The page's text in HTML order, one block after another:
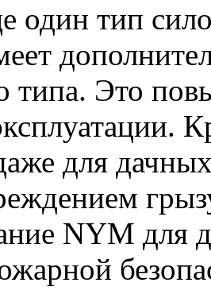
один тип
типа. Это
для
NYM для